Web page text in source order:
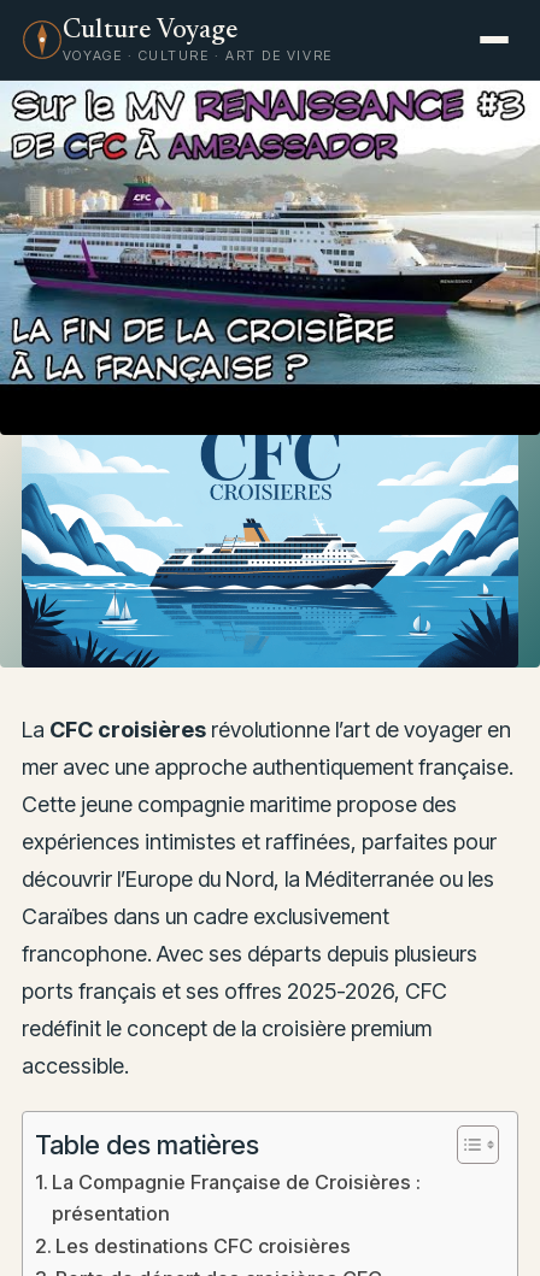
Culture Voyage
VOYAGE · CULTURE · ART DE VIVRE
Voyage
CFC croisières : destinations,
offres et réservations 2025-
2026
17 juillet 2025 · Céleste Morvan · 5 min de lecture
La CFC croisièresrévolutionne l’art de voyager en
mer avec une approche authentiquement française.
Cette jeune compagnie maritime propose des
expériences intimistes et raffinées, parfaites pour
découvrir l’Europe du Nord, la Méditerranée ou les
Caraïbes dans un cadre exclusivement
francophone. Avec ses départs depuis plusieurs
ports français et ses offres 2025-2026, CFC
redéfinit le concept de la croisière premium
accessible.
Table des matières
La Compagnie Française de Croisières :
présentation
Les destinations CFC croisières